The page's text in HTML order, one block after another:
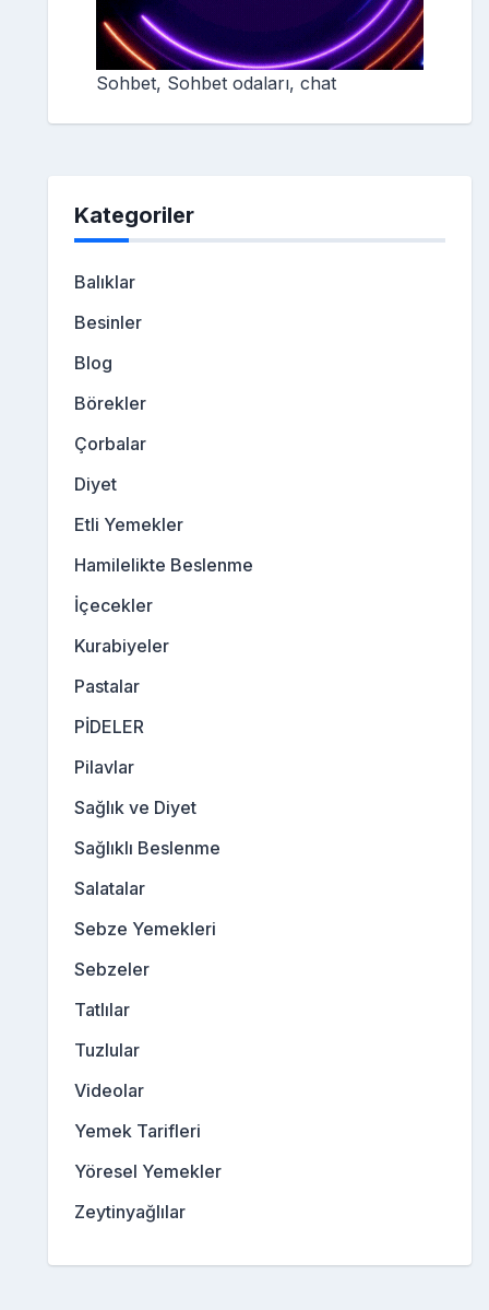
Sohbet, Sohbet odaları, chat
Kategoriler
Balıklar
Besinler
Blog
Börekler
Çorbalar
Diyet
Etli Yemekler
Hamilelikte Beslenme
İçecekler
Kurabiyeler
Pastalar
PİDELER
Pilavlar
Sağlık ve Diyet
Sağlıklı Beslenme
Salatalar
Sebze Yemekleri
Sebzeler
Tatlılar
Tuzlular
Videolar
Yemek Tarifleri
Yöresel Yemekler
Zeytinyağlılar